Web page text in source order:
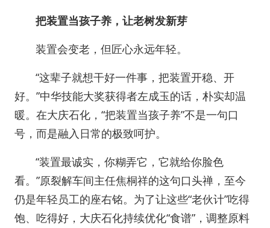
把装置当孩子养，让老树发新芽
装置会变老，但匠心永远年轻。
“这辈子就想干好一件事，把装置开稳、开
好。”中华技能大奖获得者左成玉的话，朴实却温
暖。在大庆石化，“把装置当孩子养”不是一句口
号，而是融入日常的极致呵护。
“装置最诚实，你糊弄它，它就给你脸色
看。”原裂解车间主任焦桐祥的这句口头禅，至今
仍是年轻员工的座右铭。为了让这些“老伙计”吃得
饱、吃得好，大庆石化持续优化“食谱”，调整原料